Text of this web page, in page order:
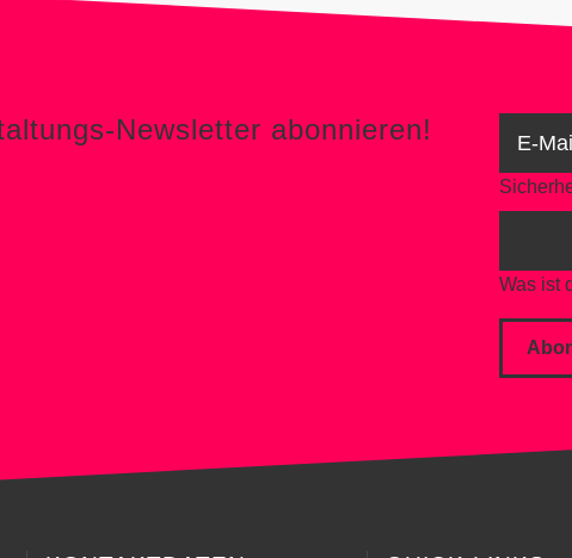
Newsletter abonnieren!
Was ist